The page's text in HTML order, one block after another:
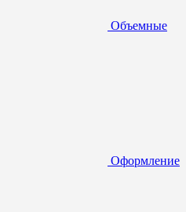
Объемные
Оформление